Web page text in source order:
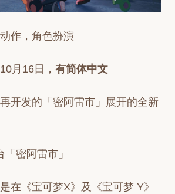
作，角色扮演
月16日， 有简体中文
开发的「密阿雷市」展开的全新
密阿雷市」
在《宝可梦X》及《宝可梦 Y》